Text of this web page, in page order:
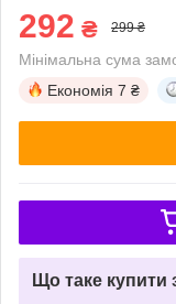
292 ₴ 299 ₴
Мінімальна сума
Економія 7 ₴
Що таке купити